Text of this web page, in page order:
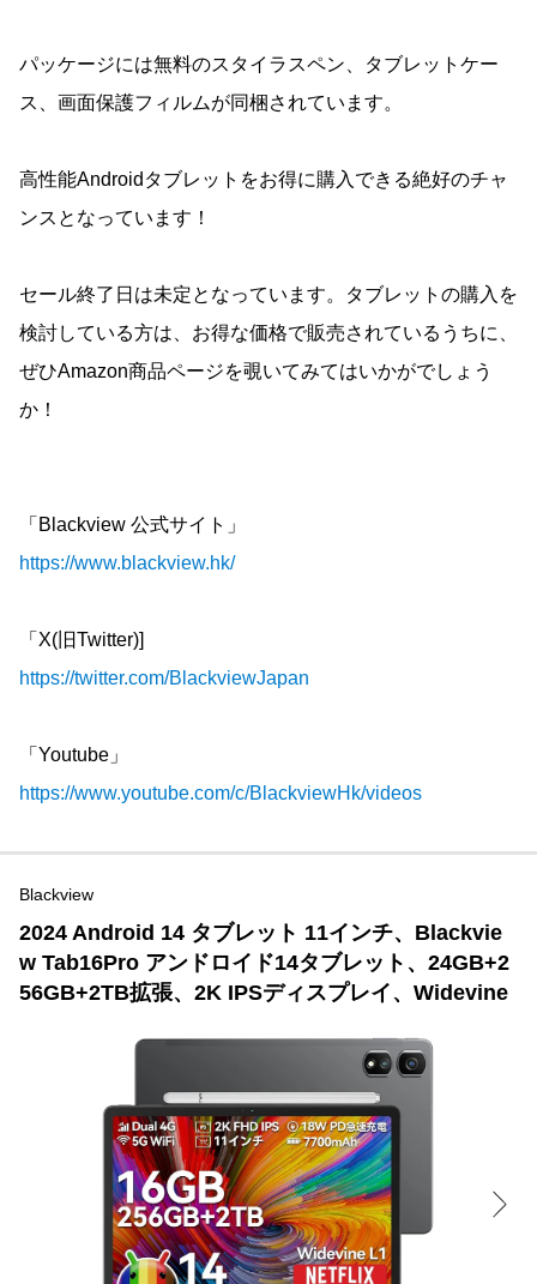
パッケージには無料のスタイラスペン、タブレットケー
ス、画面保護フィルムが同梱されています。
高性能Androidタブレットをお得に購入できる絶好のチャ
ンスとなっています！
セール終了日は未定となっています。タブレットの購入を
検討している方は、お得な価格で販売されているうちに、
ぜひAmazon商品ページを覗いてみてはいかがでしょう
か！
「Blackview 公式サイト」
https://www.blackview.hk/
「X(旧Twitter)]
https://twitter.com/BlackviewJapan
「Youtube」
https://www.youtube.com/c/BlackviewHk/videos
Blackview
2024 Android 14 タブレット 11インチ、Blackvie
w Tab16Pro アンドロイド14タブレット、24GB+2
56GB+2TB拡張、2K IPSディスプレイ、Widevine